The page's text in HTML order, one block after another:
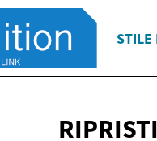
STILE